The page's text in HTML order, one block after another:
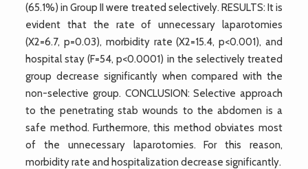
(65.1%) in Group II were treated selectively. RESULTS: It is
evident that the rate of unnecessary laparotomies
(X2=6.7, p=0.03), morbidity rate (X2=15.4, p<0.001), and
hospital stay (F=54, p<0.0001) in the selectively treated
group decrease significantly when compared with the
non-selective group. CONCLUSION: Selective approach
to the penetrating stab wounds to the abdomen is a
safe method. Furthermore, this method obviates most
of the unnecessary laparotomies. For this reason,
morbidity rate and hospitalization decrease significantly.